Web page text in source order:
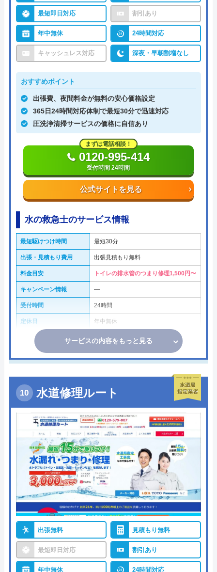
最短即日対応 割引あり
年中無休 24時間対応
キャッシュレス対応 深夜・早朝割増なし
おすすめポイント
出張費、夜間料金が無料の安心価格設定
365日24時間対応体制で最短30分で迅速対応
圧洗浄清掃サービスの価格に自信あり
公式サイトを見る
まずは電話相談！
0120-995-414
受付時間 24時間
水の救急士のサービス情報
最短駆けつけ時間 最短30分
出張・見積もり費用 出張見積もり無料
料金目安 トイレの排水管のつまり修理1,500円〜
キャンペーン情報 ―
受付時間 24時間
定休日 年中無休
サービスの内容をもっと見る
水道修理ルート
出張無料 見積もり無料
最短即日対応 割引あり
年中無休 24時間対応